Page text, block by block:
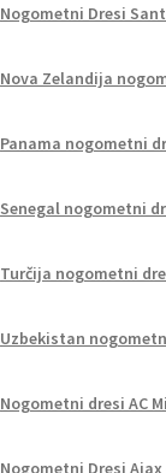
Nogometni Dresi
Nova Zelandija
Panama nogometni
Senegal nogometni
Turčija nogometni
Uzbekistan
Nogometni dresi AC
Nogometni Dresi Ajax